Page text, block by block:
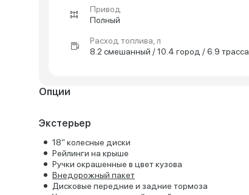
Привод
Полный
Расход топлива, л
8.2 смешанный / 10.4 город / 6.9 трасса
Опции
Экстерьер
18” колесные диски
Рейлинги на крыше
Ручки окрашенные в цвет кузова
Внедорожный пакет
Дисковые передние и задние тормоза